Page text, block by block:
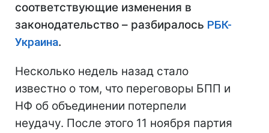
соответствующие изменения в
законодательство – разбиралось РБК-
Украина.
Несколько недель назад стало
известно о том, что переговоры БПП и
НФ об объединении потерпели
неудачу. После этого 11 ноября партия